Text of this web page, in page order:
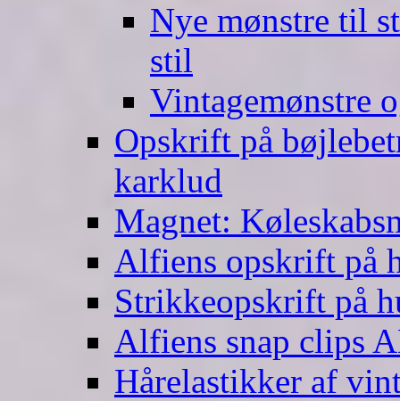
Nye mønstre til
stil
Vintagemønstre
Opskrift på
karklud
Magnet:
Alfiens opskrift på
Strikkeopskrift på
Alfiens snap clips
Hårelastikker af